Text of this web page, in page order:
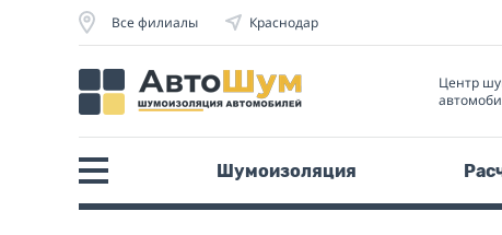
Все филиалы Краснодар
Центр
Шумоизоляция